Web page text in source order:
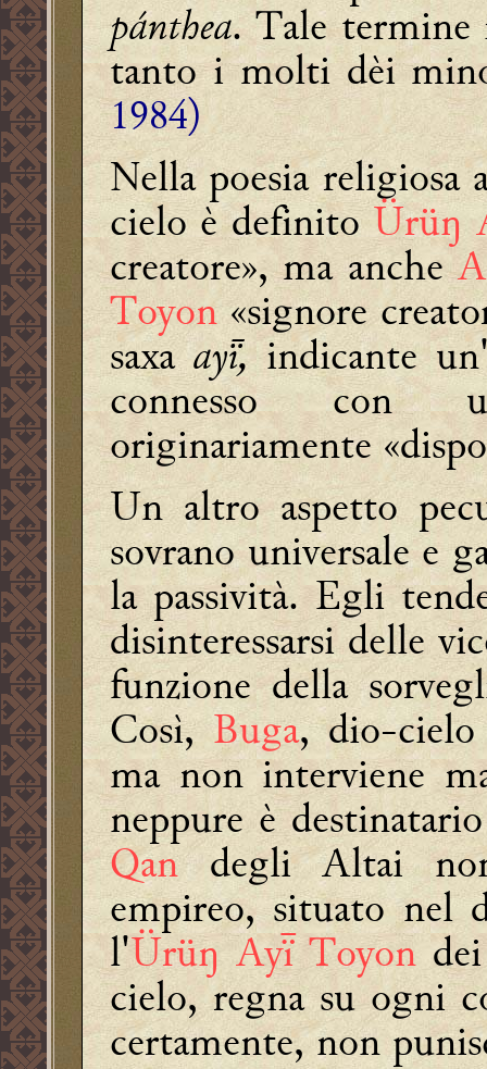
pánthea. Tale termine
tanto i molti dèi
1984)
Nella poesia religiosa
cielo è definitoÜrüŋ
creatore», ma anche
Toyon«signore
saxaay,indicante
connesso con
originariamente
Un altro aspetto
sovrano universale e
la passività. Egli
disinteressarsi delle
funzione della
Così,Buga, dio-
ma non interviene
neppure è
Qandegli Altai
empireo, situato nel
l'Ürüŋ Ay Toyon
cielo, regna su ogni
certamente, non